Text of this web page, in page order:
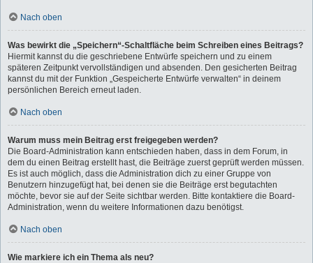
Nach oben
Was bewirkt die „Speichern“-Schaltfläche beim Schreiben eines Beitrags?
Hiermit kannst du die geschriebene Entwürfe speichern und zu einem
späteren Zeitpunkt vervollständigen und absenden. Den gesicherten Beitrag
kannst du mit der Funktion „Gespeicherte Entwürfe verwalten“ in deinem
persönlichen Bereich erneut laden.
Nach oben
Warum muss mein Beitrag erst freigegeben werden?
Die Board-Administration kann entschieden haben, dass in dem Forum, in
dem du einen Beitrag erstellt hast, die Beiträge zuerst geprüft werden müssen.
Es ist auch möglich, dass die Administration dich zu einer Gruppe von
Benutzern hinzugefügt hat, bei denen sie die Beiträge erst begutachten
möchte, bevor sie auf der Seite sichtbar werden. Bitte kontaktiere die Board-
Administration, wenn du weitere Informationen dazu benötigst.
Nach oben
Wie markiere ich ein Thema als neu?